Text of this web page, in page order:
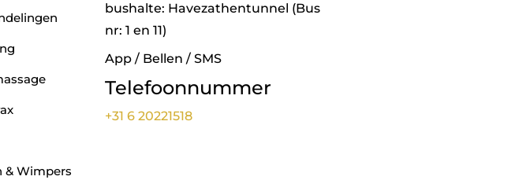
& Wimpers
bushalte: Havezathentunnel (Bus
nr: 1 en 11)
App / Bellen / SMS
Telefoonnummer
+31 6 20221518